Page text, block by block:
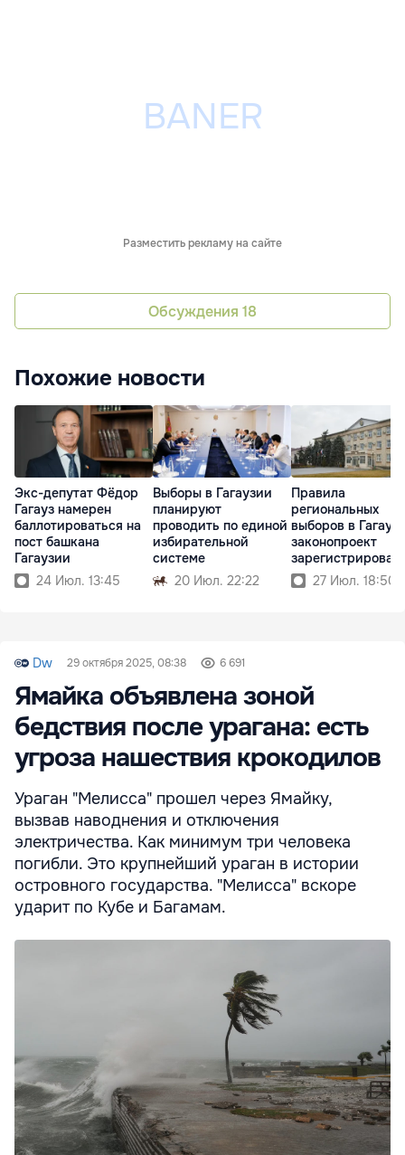
Разместить рекламу на сайте
Обсуждения 18
Похожие новости
Экс-депутат Фёдор
Гагауз намерен
баллотироваться на
пост башкана
Гагаузии
24 Июл. 13:45
Выборы в Гагаузии
планируют
проводить по единой
избирательной
системе
20 Июл. 22:22
Правила
региональных
выборов в
законопроект
зарегистрирован
парламенте
27 Июл. 18:50
Dw 29 октября 2025, 08:38 6 691
Ямайка объявлена зоной
бедствия после урагана: есть
угроза нашествия крокодилов
Ураган "Мелисса" прошел через Ямайку,
вызвав наводнения и отключения
электричества. Как минимум три человека
погибли. Это крупнейший ураган в истории
островного государства. "Мелисса" вскоре
ударит по Кубе и Багамам.